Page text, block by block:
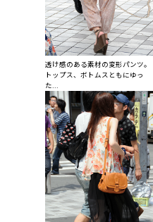
透け感のある素材の変形パンツ。
トップス、ボトムスともにゆっ
た...